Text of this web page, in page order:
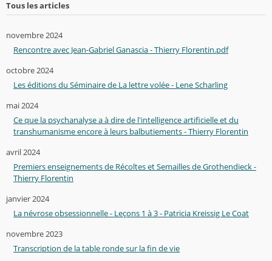
Tous les articles
novembre 2024
Rencontre avec Jean-Gabriel Ganascia - Thierry Florentin.pdf
octobre 2024
Les éditions du Séminaire de La lettre volée - Lene Scharling
mai 2024
Ce que la psychanalyse a à dire de l'intelligence artificielle et du
transhumanisme encore à leurs balbutiements - Thierry Florentin
avril 2024
Premiers enseignements de Récoltes et Semailles de Grothendieck -
Thierry Florentin
janvier 2024
La névrose obsessionnelle - Leçons 1 à 3 - Patricia Kreissig Le Coat
novembre 2023
Transcription de la table ronde sur la fin de vie